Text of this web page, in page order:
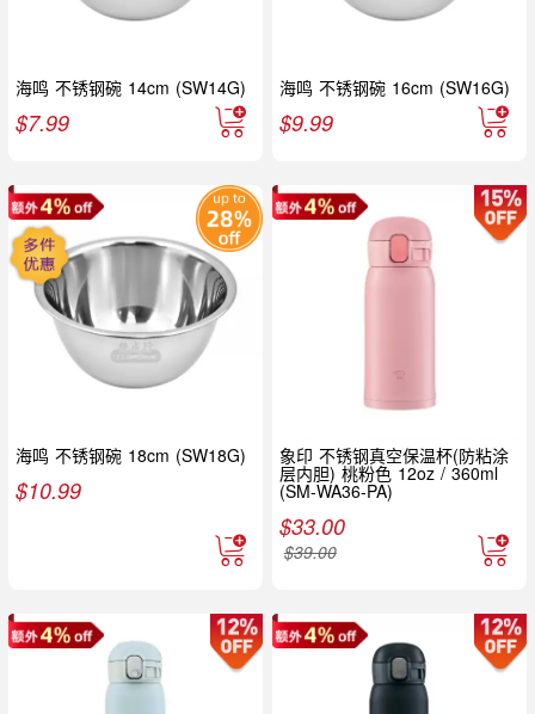
海鸣 不锈钢碗 14cm (SW14G)
$7.99
海鸣 不锈钢碗 16cm (SW16G)
$9.99
海鸣 不锈钢碗 18cm (SW18G)
$10.99
象印 不锈钢真空保温杯(防粘涂
层内胆) 桃粉色 12oz / 360ml
(SM-WA36-PA)
$33.00
$39.00